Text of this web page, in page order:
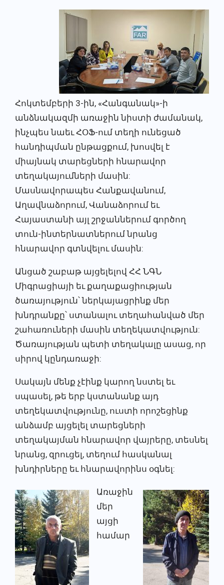
Հոկտեմբերի 3-ին, «Հանգանակ»-ի
անձնակազմի առաջին նիստի ժամանակ,
ինչպես նաեւ ՀՕՖ-ում տեղի ունեցած
հանդիպման ընթացքում, խոսվել է
միայնակ տարեցների հնարավոր
տեղակայումների մասին:
Մասնավորապես Հանքավանում,
Աղավնաձորում, Վանաձորում եւ
Հայաստանի այլ շրջաններում գործող
տուն-ինտերնատներում նրանց
հնարավոր գտնվելու մասին:
Անցած շաբաթ այցելելով ՀՀ ՆԳՆ
Միգրացիայի եւ քաղաքացիության
ծառայություն՝ ներկայացրինք մեր
խնդրանքը՝ ստանալու տեղահանված մեր
շահառուների մասին տեղեկատվություն:
Ծառայության պետի տեղակալը ասաց, որ
սիրով կընդառաջի:
Սակայն մենք չէինք կարող նստել եւ
սպասել, թե երբ կստանանք այդ
տեղեկատվությունը, ուստի որոշեցինք
անձամբ այցելել տարեցների
տեղակայման հնարավոր վայրերը, տեսնել
նրանց, զրուցել, տեղում հասկանալ
խնդիրները եւ հնարավորինս օգնել:
Առաջին
մեր
այցի
համար